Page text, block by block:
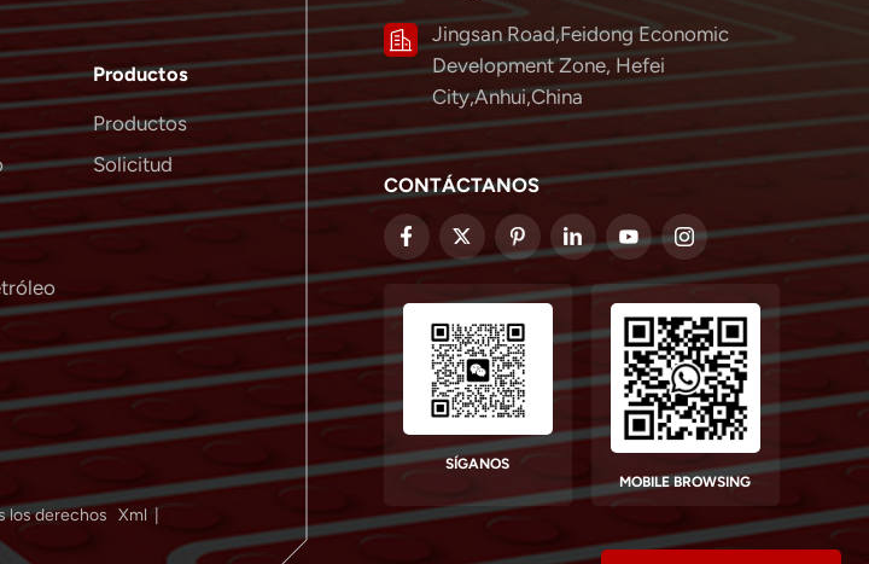
Productos
Productos
Solicitud
los derechos Xml
Jingsan Road,Feidong Economic
Development Zone, Hefei
City,Anhui,China
CONTÁCTANOS
SÍGANOS
MOBILE BROWSING